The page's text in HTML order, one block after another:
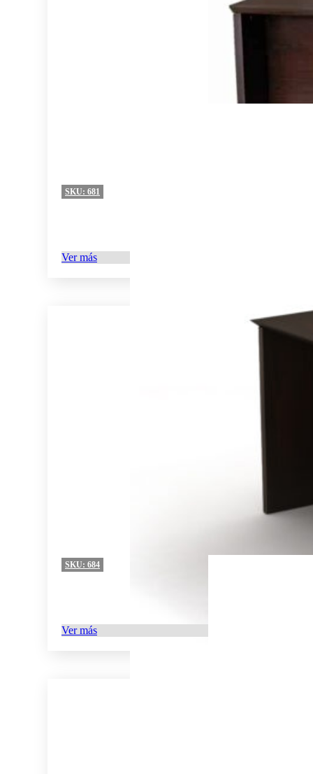
SKU: 681
Ver más
SKU: 684
Ver más